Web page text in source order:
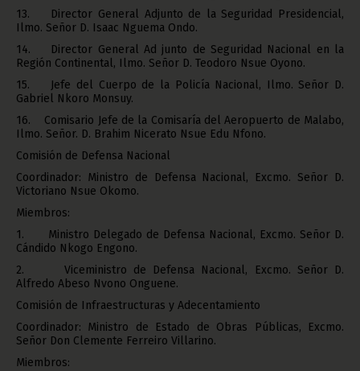
13. Director General Adjunto de la Seguridad Presidencial,
Ilmo. Señor D. Isaac Nguema Ondo.
14. Director General Ad junto de Seguridad Nacional en la
Región Continental, Ilmo. Señor D. Teodoro Nsue Oyono.
15. Jefe del Cuerpo de la Policía Nacional, Ilmo. Señor D.
Gabriel Nkoro Monsuy.
16. Comisario Jefe de la Comisaría del Aeropuerto de Malabo,
Ilmo. Señor. D. Brahim Nicerato Nsue Edu Nfono.
Comisión de Defensa Nacional
Coordinador: Ministro de Defensa Nacional, Excmo. Señor D.
Victoriano Nsue Okomo.
Miembros:
1. Ministro Delegado de Defensa Nacional, Excmo. Señor D.
Cándido Nkogo Engono.
2. Viceministro de Defensa Nacional, Excmo. Señor D.
Alfredo Abeso Nvono Onguene.
Comisión de Infraestructuras y Adecentamiento
Coordinador: Ministro de Estado de Obras Públicas, Excmo.
Señor Don Clemente Ferreiro Villarino.
Miembros: